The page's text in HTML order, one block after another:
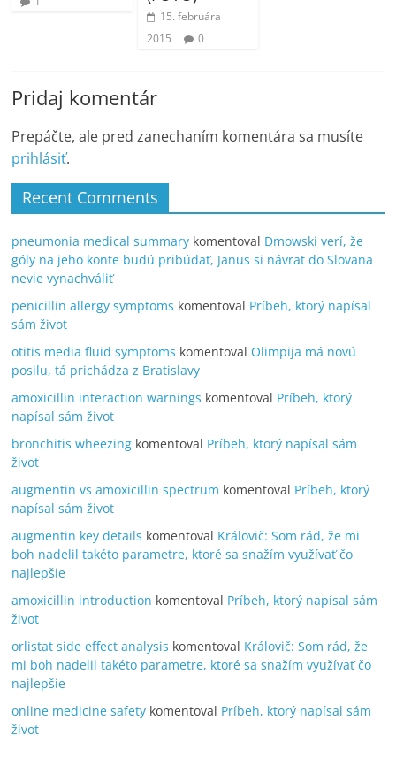
15. februára
2015
0
Pridaj komentár
Prepáčte, ale pred zanechaním komentára sa musíte
prihlásiť.
Recent Comments
pneumonia medical summary komentoval Dmowski verí, že
góly na jeho konte budú pribúdať, Janus si návrat do Slovana
nevie vynachváliť
penicillin allergy symptoms komentoval Príbeh, ktorý napísal
sám život
otitis media fluid symptoms komentoval Olimpija má novú
posilu, tá prichádza z Bratislavy
amoxicillin interaction warnings komentoval Príbeh, ktorý
napísal sám život
bronchitis wheezing komentoval Príbeh, ktorý napísal sám
život
augmentin vs amoxicillin spectrum komentoval Príbeh, ktorý
napísal sám život
augmentin key details komentoval Královič: Som rád, že mi
boh nadelil takéto parametre, ktoré sa snažím využívať čo
najlepšie
amoxicillin introduction komentoval Príbeh, ktorý napísal sám
život
orlistat side effect analysis komentoval Královič: Som rád, že
mi boh nadelil takéto parametre, ktoré sa snažím využívať čo
najlepšie
online medicine safety komentoval Príbeh, ktorý napísal sám
život